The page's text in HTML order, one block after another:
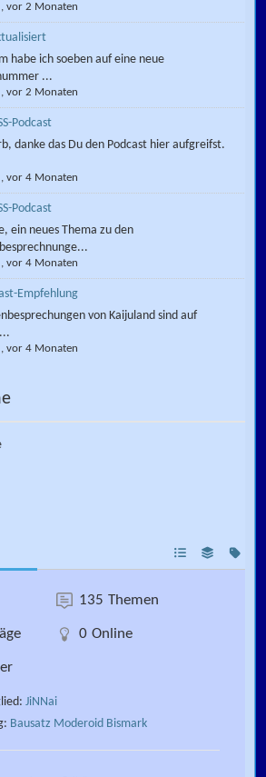
,vor 2 Monaten
habe ich soeben auf eine neue
...
,vor 2 Monaten
Podcast
danke das Du den Podcast hier aufgreifst.
,vor 4 Monaten
Podcast
ein neues Thema zu den
,vor 4 Monaten
Empfehlung
von Kaijuland sind auf
,vor 4 Monaten
135 Themen
0 Online
JiNNai
Bausatz Moderoid Bismark